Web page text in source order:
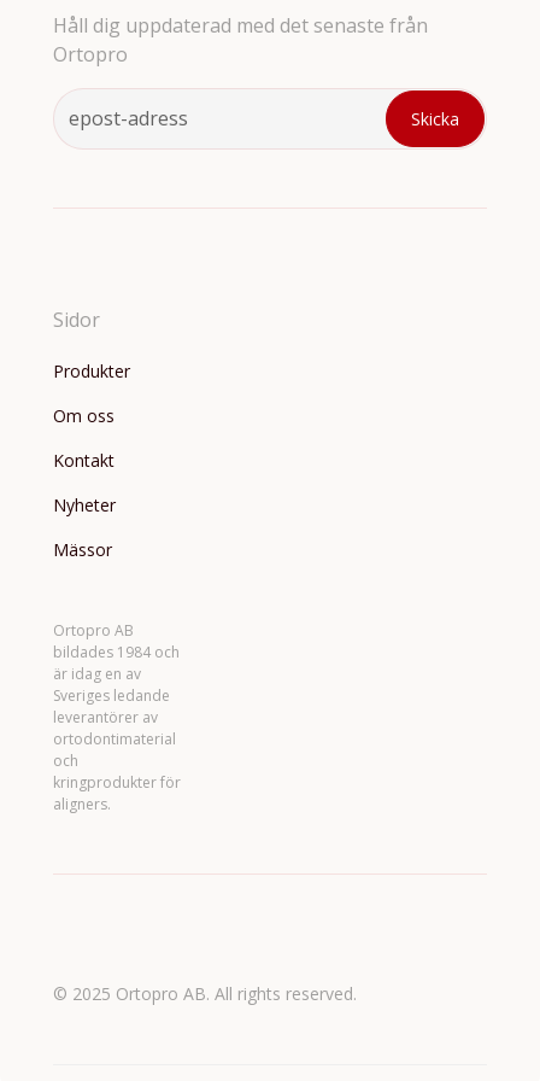
Håll dig uppdaterad med det senaste från
Ortopro
Sidor
Produkter
Om oss
Kontakt
Nyheter
Mässor
Ortopro AB
bildades 1984 och
är idag en av
Sveriges ledande
leverantörer av
ortodontimaterial
och
kringprodukter för
aligners.
© 2025 Ortopro AB. All rights reserved.